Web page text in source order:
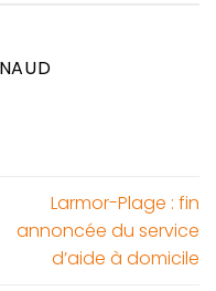
Larmor-Plage : fin
annoncée du service
d’aide à domicile